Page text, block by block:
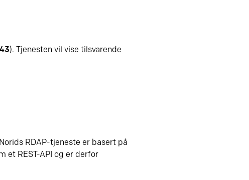
). Tjenesten vil vise tilsvarende
RDAP-tjeneste er basert på
et REST-API og er derfor